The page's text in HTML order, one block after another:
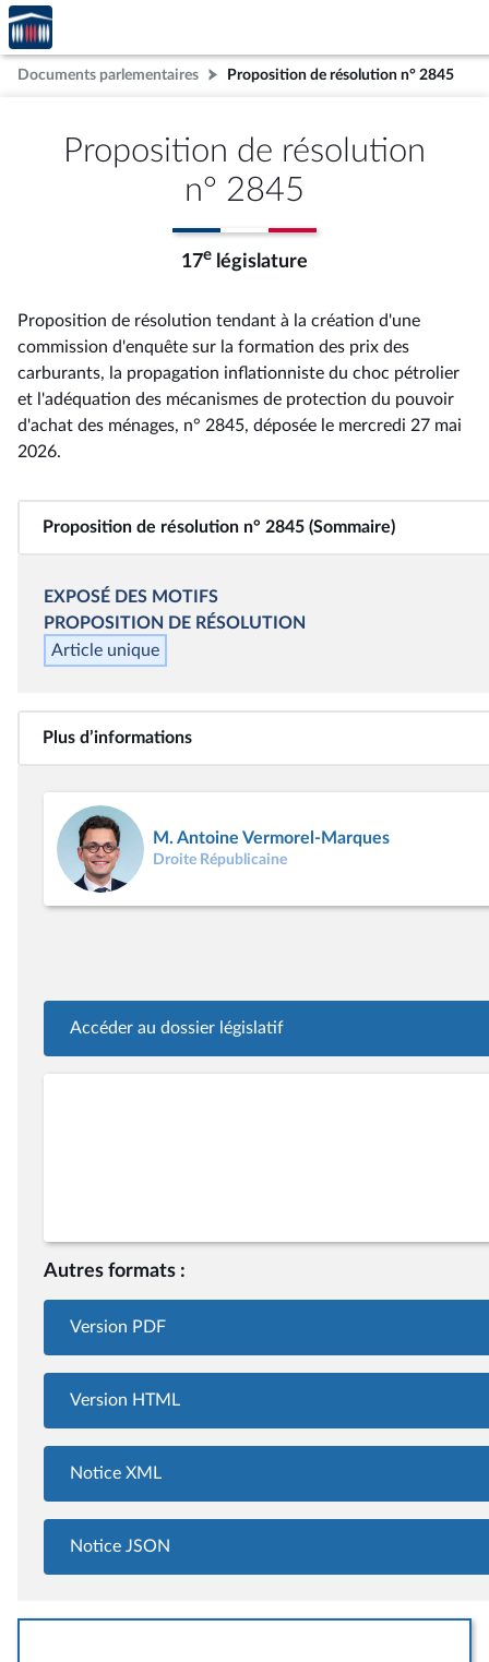
Aller au contenu
Aller en bas de la page
Accèder
à la
page
d'accueil
Documents parlementaires Proposition de résolution n° 2845
Proposition de résolution
n° 2845
17e législature
Proposition de résolution tendant à la création d'une
commission d'enquête sur la formation des prix des
carburants, la propagation inflationniste du choc pétrolier
et l'adéquation des mécanismes de protection du pouvoir
d'achat des ménages, n° 2845, déposée le mercredi 27 mai
2026.
Proposition de résolution n° 2845 (Sommaire)
EXPOSÉ DES MOTIFS
PROPOSITION DE RÉSOLUTION
Article unique
Plus d’informations
M. Antoine Vermorel-Marques
Droite Républicaine
Accéder au dossier législatif
Autres formats :
Version PDF
Version HTML
Notice XML
Notice JSON